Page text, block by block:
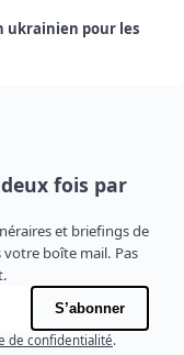
ukrainien pour les
fois par
et briefings de
boîte mail. Pas
S’abonner
de confidentialité.